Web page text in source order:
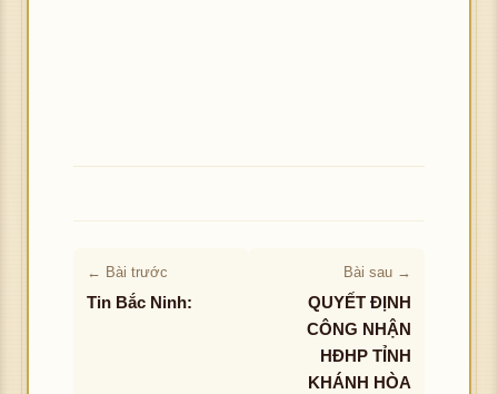
← Bài trước
Tin Bắc Ninh:
Bài sau →
QUYẾT ĐỊNH
CÔNG NHẬN
HĐHP TỈNH
KHÁNH HÒA